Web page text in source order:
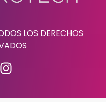
LOS DERECHOS